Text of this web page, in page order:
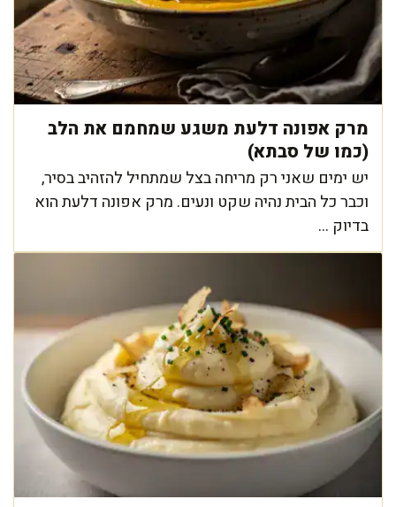
מרק אפונה דלעת משגע שמחמם את הלב
(כמו של סבתא)
יש ימים שאני רק מריחה בצל שמתחיל להזהיב בסיר,
וכבר כל הבית נהיה שקט ונעים. מרק אפונה דלעת הוא
בדיוק ...